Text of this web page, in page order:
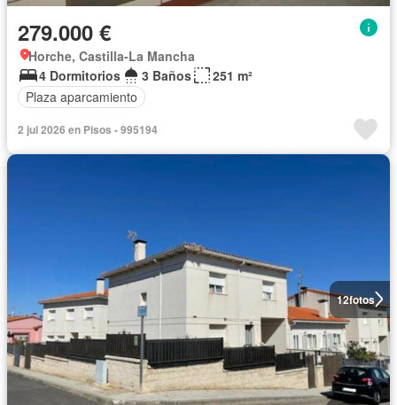
279.000 €
Horche, Castilla-La Mancha
4 Dormitorios
3 Baños
251 m²
Plaza aparcamiento
2 jul 2026 en Pisos - 995194
12fotos